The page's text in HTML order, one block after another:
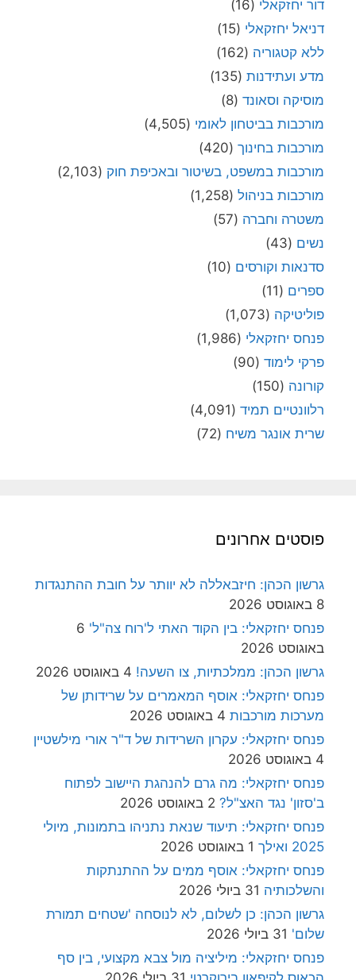
דור יחזקאלי (16)
דניאל יחזקאלי (15)
ללא קטגוריה (162)
מדע ועתידנות (135)
מוסיקה וסאונד (8)
מורכבות בביטחון לאומי (4,505)
מורכבות בחינוך (420)
מורכבות במשפט, בשיטור ובאכיפת חוק (2,103)
מורכבות בניהול (1,258)
משטרה וחברה (57)
נשים (43)
סדנאות וקורסים (10)
ספרים (11)
פוליטיקה (1,073)
פנחס יחזקאלי (1,986)
פרקי לימוד (90)
קורונה (150)
רלוונטיים תמיד (4,091)
שרית אונגר משיח (72)
פוסטים אחרונים
גרשון הכהן: חיזבאללה לא יוותר על חובת ההתנגדות
8 באוגוסט 2026
פנחס יחזקאלי: בין הקוד האתי ל'רוח צה"ל' 6
באוגוסט 2026
גרשון הכהן: ממלכתיות, צו השעה! 4 באוגוסט 2026
פנחס יחזקאלי: אוסף המאמרים על שרידותן של
מערכות מורכבות 4 באוגוסט 2026
פנחס יחזקאלי: עקרון השרידות של ד"ר אורי מילשטיין
4 באוגוסט 2026
פנחס יחזקאלי: מה גרם להנהגת היישוב לפתוח
ב'סזון' נגד האצ"ל? 2 באוגוסט 2026
פנחס יחזקאלי: תיעוד שנאת נתניהו בתמונות, מיולי
2025 ואילך
1 באוגוסט 2026
פנחס יחזקאלי: אוסף ממים על ההתנתקות
והשלכותיה 31 ביולי 2026
גרשון הכהן: כן לשלום, לא לנוסחה 'שטחים תמורת
שלום' 31 ביולי 2026
פנחס יחזקאלי: מיליציה מול צבא מקצועי, בין סף